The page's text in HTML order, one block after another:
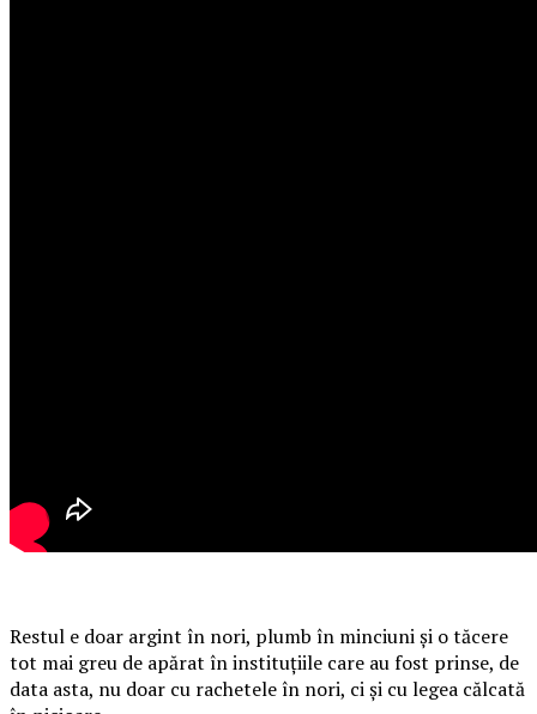
Restul e doar argint în nori, plumb în minciuni și o tăcere
tot mai greu de apărat în instituțiile care au fost prinse, de
data asta, nu doar cu rachetele în nori, ci și cu legea călcată